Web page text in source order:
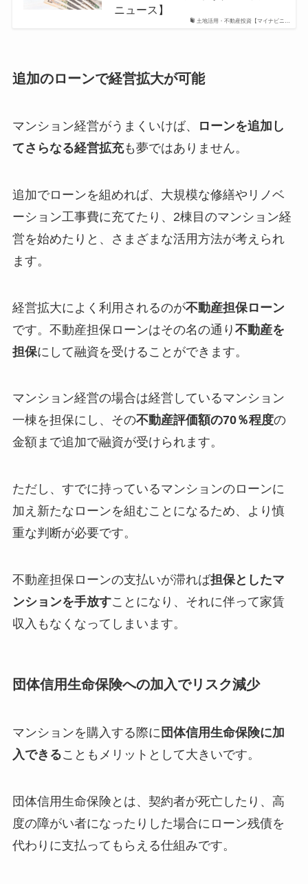
土地活用・不動産投資【マイナビニ…
ニュース】
追加のローンで経営拡大が可能
マンション経営がうまくいけば、
ローンを追加し
てさらなる経営拡充も夢ではありません。
追加でローンを組めれば、大規模な修繕やリノベ
ーション工事費に充てたり、2棟目のマンション経
営を始めたりと、さまざまな活用方法が考えられ
ます。
経営拡大によく利用されるのが不動産担保ローン
です。不動産担保ローンはその名の通り 不動産を
担保にして融資を受けることができます。
マンション経営の場合は経営しているマンション
一棟を担保にし、その不動産評価額の70％程度の
金額まで追加で融資が受けられます。
ただし、すでに持っているマンションのローンに
加え新たなローンを組むことになるため、より慎
重な判断が必要です。
不動産担保ローンの支払いが滞れば担保としたマ
ンションを手放すことになり、それに伴って家賃
収入もなくなってしまいます。
団体信用生命保険への加入でリスク減少
マンションを購入する際に 団体信用生命保険に加
入できることもメリットとして大きいです。
団体信用生命保険とは、契約者が死亡したり、高
度の障がい者になったりした場合にローン残債を
代わりに支払ってもらえる仕組みです。